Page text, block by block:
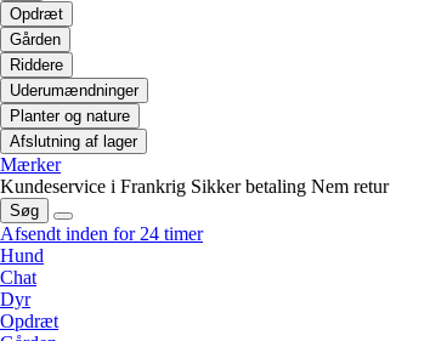
Opdræt
Gården
Riddere
Uderumændninger
Planter og nature
Afslutning af lager
Mærker
Kundeservice i Frankrig Sikker betaling Nem retur
Søg
Afsendt inden for 24 timer
Hund
Chat
Dyr
Opdræt